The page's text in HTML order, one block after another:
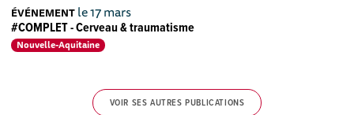
ÉVÉNEMENT le 17 mars
#COMPLET - Cerveau & traumatisme
Nouvelle-Aquitaine
VOIR SES AUTRES PUBLICATIONS